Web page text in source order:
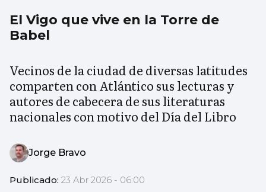
El Vigo que vive en la Torre de
Babel
Vecinos de la ciudad de diversas latitudes
comparten con Atlántico sus lecturas y
autores de cabecera de sus literaturas
nacionales con motivo del Día del Libro
Jorge Bravo
Publicado: 23 Abr 2026 - 06:00